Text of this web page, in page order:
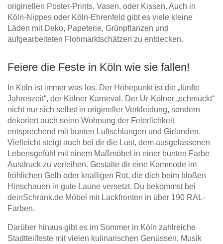
originellen Poster-Prints, Vasen, oder Kissen. Auch in
Köln-Nippes oder Köln-Ehrenfeld gibt es viele kleine
Läden mit Deko, Papeterie, Grünpflanzen und
aufgearbeiteten Flohmarktschätzen zu entdecken.
Feiere die Feste in Köln wie sie fallen!
In Köln ist immer was los. Der Höhepunkt ist die „fünfte
Jahreszeit“, der Kölner Karneval. Der Ur-Kölner „schmückt“
nicht nur sich selbst in origineller Verkleidung, sondern
dekoriert auch seine Wohnung der Feierlichkeit
entsprechend mit bunten Luftschlangen und Girlanden.
Vielleicht steigt auch bei dir die Lust, dem ausgelassenen
Lebensgefühl mit einem Maßmöbel in einer bunten Farbe
Ausdruck zu verleihen. Gestalte dir eine Kommode im
fröhlichen Gelb oder knalligen Rot, die dich beim bloßen
Hinschauen in gute Laune versetzt. Du bekommst bei
deinSchrank.de Möbel mit Lackfronten in über 190 RAL-
Farben.
Darüber hinaus gibt es im Sommer in Köln zahlreiche
Stadtteilfeste mit vielen kulinarischen Genüssen, Musik